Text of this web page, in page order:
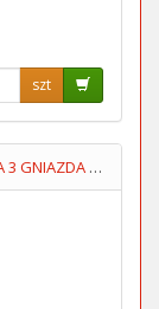
szt
LISTWA ZASILAJĄCA PF1203L PODBLATOWA 3 GNIAZDA 1.4M